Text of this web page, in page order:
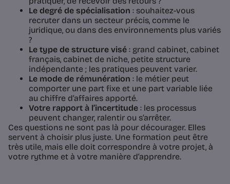
Le degré de spécialisation : souhaitez-vous
recruter dans un secteur précis, comme le
juridique, ou dans des environnements plus variés
?
Le type de structure visé : grand cabinet, cabinet
français, cabinet de niche, petite structure
indépendante ; les pratiques peuvent varier.
Le mode de rémunération : le métier peut
comporter une part fixe et une part variable liée
au chiffre d’affaires apporté.
Votre rapport à l’incertitude : les processus
peuvent changer, ralentir ou s’arrêter.
Ces questions ne sont pas là pour décourager. Elles
servent à choisir plus juste. Une formation peut être
très utile, mais elle doit correspondre à votre projet, à
votre rythme et à votre manière d’apprendre.